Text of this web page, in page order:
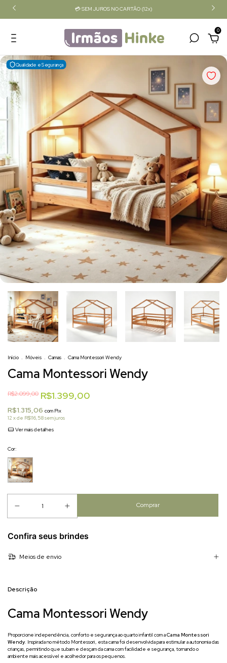
💳 SEM JUROS NO CARTÃO (12x)
0
Qualidade e Segurança
Início . Móveis . Camas . Cama Montessori Wendy
Cama Montessori Wendy
R$2.099,00 R$1.399,00
R$1.315,06 com Pix
12 x de R$116,58sem juros
Ver mais detalhes
Cor:
Confira seus brindes
Meios de envio
Descrição
Cama Montessori Wendy
Proporcione independência, conforto e segurança ao quarto infantil com aCama Montessori
Wendy. Inspirada no método Montessori, esta cama foi desenvolvida para estimular a autonomia das
crianças, permitindo que subam e desçam da cama com facilidade e segurança, tornando o
ambiente mais acessível e acolhedor para os pequenos.